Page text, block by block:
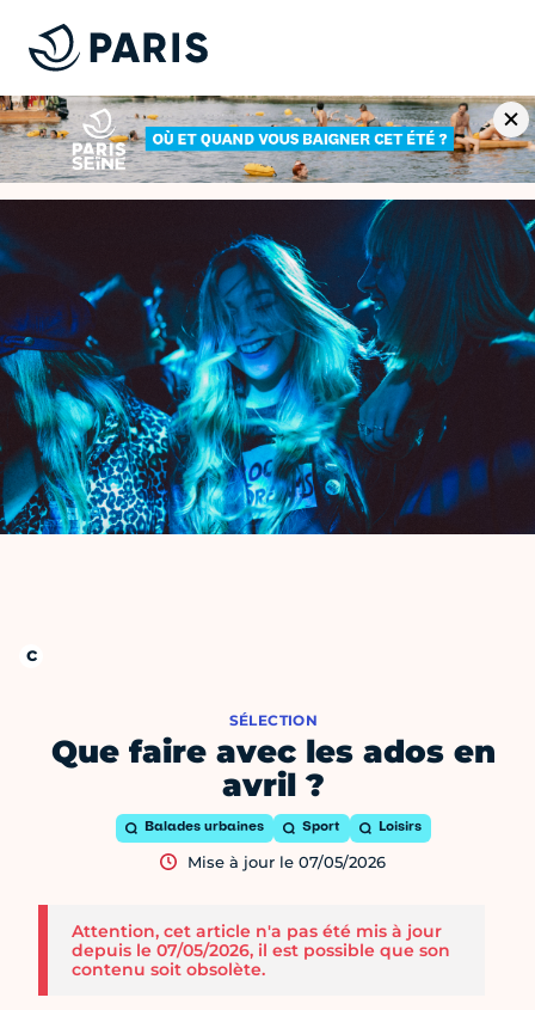
Que faire avec les ados en
avril ?
SÉLECTION
Balades urbaines Sport Loisirs
Mise à jour le 07/05/2026
Attention, cet article n'a pas été mis à jour
depuis le 07/05/2026, il est possible que son
contenu soit obsolète.